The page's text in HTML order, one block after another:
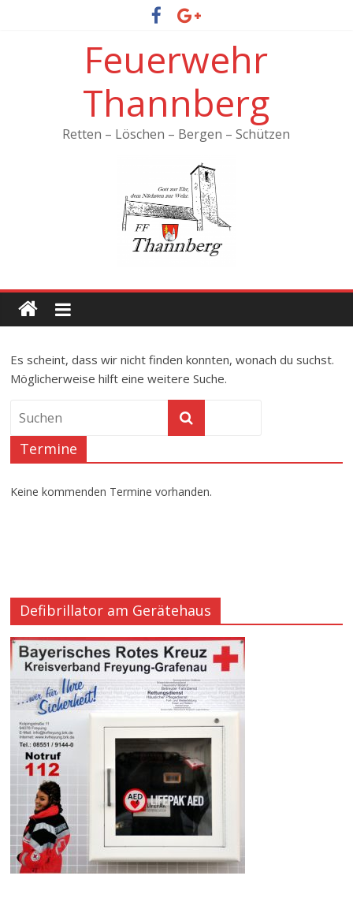
Feuerwehr
Thannberg
Retten – Löschen – Bergen – Schützen
Es scheint, dass wir nicht finden konnten, wonach du suchst.
Möglicherweise hilft eine weitere Suche.
Termine
Keine kommenden Termine vorhanden.
Defibrillator am Gerätehaus